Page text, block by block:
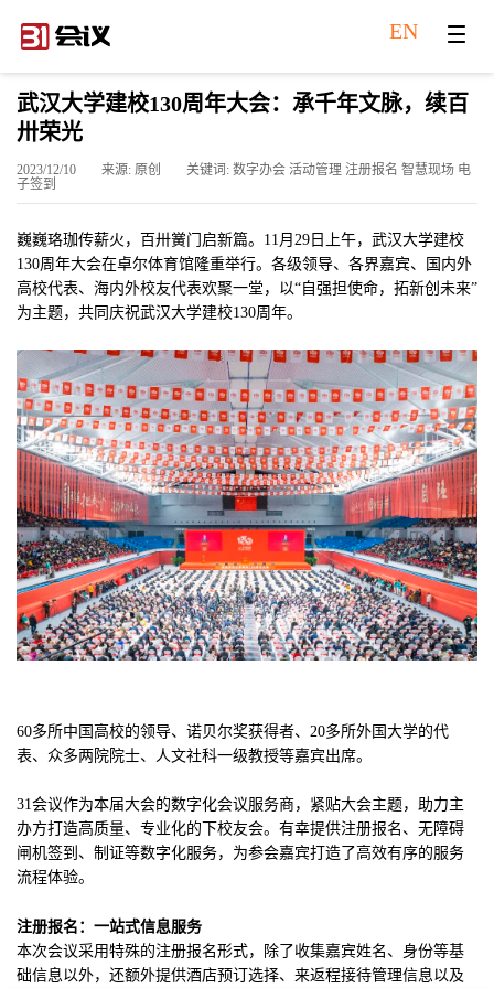
EN
武汉大学建校130周年大会：承千年文脉，续百
卅荣光
2023/12/10 来源: 原创
关键词: 数字办会 活动管理 注册报名 智慧现场 电
子签到
巍巍珞珈传薪火，百卅黉门启新篇。11月29日上午，武汉大学建校
130周年大会在卓尔体育馆隆重举行。各级领导、各界嘉宾、国内外
高校代表、海内外校友代表欢聚一堂，以“自强担使命，拓新创未来”
为主题，共同庆祝武汉大学建校130周年。
60多所中国高校的领导、诺贝尔奖获得者、20多所外国大学的代
表、众多两院院士、人文社科一级教授等嘉宾出席。
31会议作为本届大会的数字化会议服务商，紧贴大会主题，助力主
办方打造高质量、专业化的下校友会。有幸提供注册报名、无障碍
闸机签到、制证等数字化服务，为参会嘉宾打造了高效有序的服务
流程体验。
注册报名：一站式信息服务
本次会议采用特殊的注册报名形式，除了收集嘉宾姓名、身份等基
础信息以外，还额外提供酒店预订选择、来返程接待管理信息以及